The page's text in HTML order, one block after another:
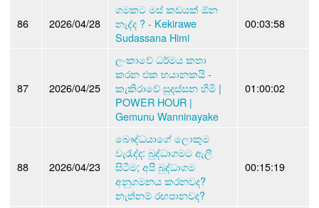
86 2026/04/28
ගමකට මස් කඩයක් ඕන
නැද්ද ? - Kekirawe
Sudassana Himi
00:03:58
87 2026/04/25
ලංකාවේ ධර්මය කතා
කරන එක භයානකයි -
කැකිරාවේ සුදස්සන හිමි |
POWER HOUR |
Gemunu Wanninayake
01:00:02
88 2026/04/23
බෞද්ධයාගේ ලොකුම
වැරැද්ද: බුද්ධාගමට ඇලී
සිටීම; අපි බුද්ධාගම
අනුගමනය කරනවද?
නැත්නම් රඟපානවද?
00:15:19